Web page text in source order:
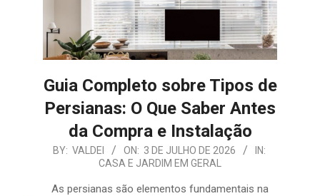
Guia Completo sobre Tipos de
Persianas: O Que Saber Antes
da Compra e Instalação
2026-
03
BY: VALDEI ON: 3 DE JULHO DE 2026
IN:
CASA E JARDIM EM GERAL
As persianas são elementos fundamentais na